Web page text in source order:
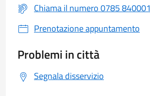
Chiama il numero 0785 840001
Prenotazione appuntamento
Problemi in città
Segnala disservizio